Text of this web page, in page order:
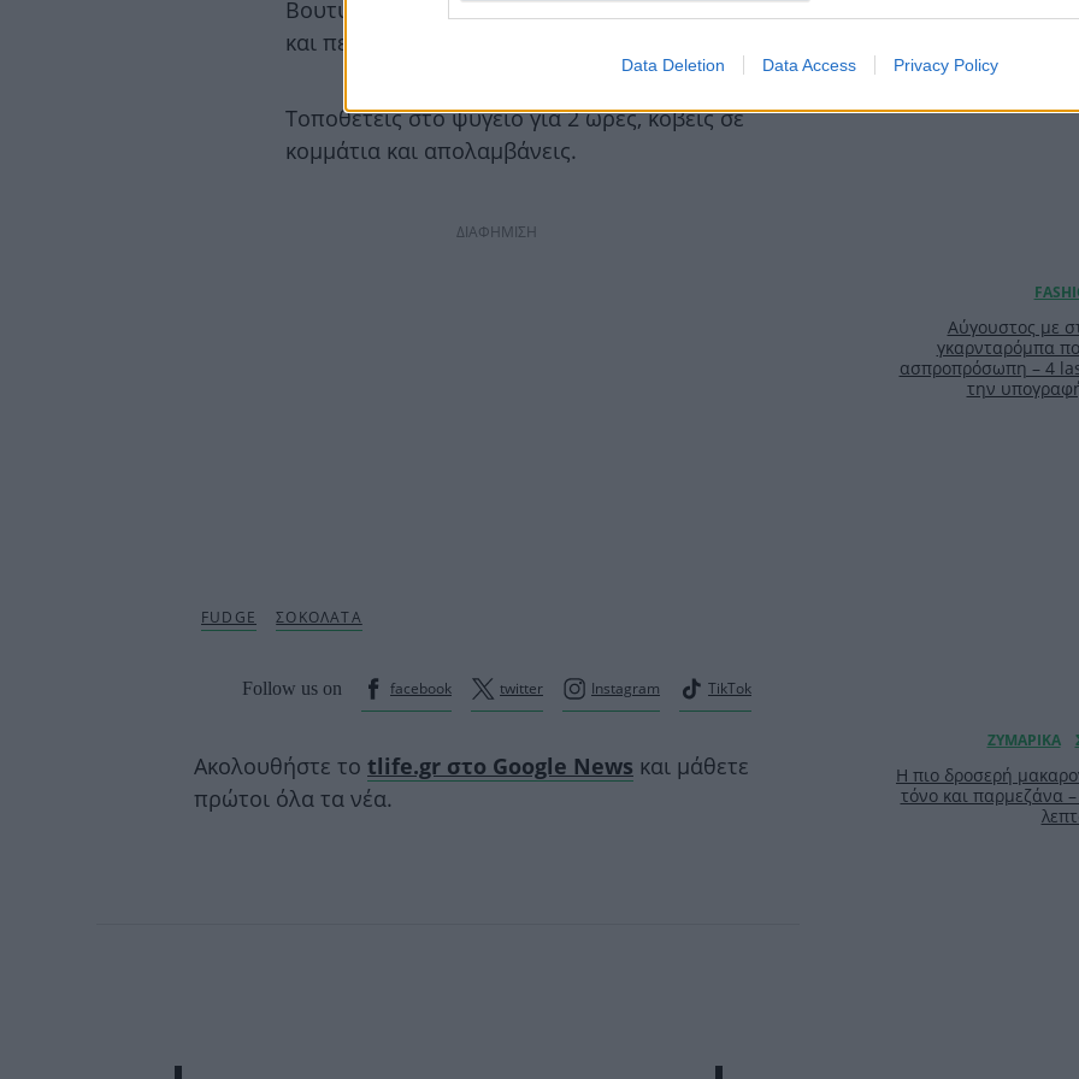
Data Deletion Data Access Privacy Policy
Βουτυρώνεις ελαφρά μία ορθογώνια φόρμα κέικ
και περιχύνεις το μείγμα σου.
Τοποθετείς στο ψυγείο για 2 ώρες, κόβεις σε
κομμάτια και απολαμβάνεις.
ΔΙΑΦΗΜΙΣΗ
Follow us on facebook twitter Instagram TikTok
Ακολουθήστε το tlife.gr στο Google News και μάθετε
πρώτοι όλα τα νέα.
Αύγουστος με
γκαρνταρόμπα
ασπροπρόσωπη – 4
την
Η πιο δροσερή
τόνο και παρμεζάνα